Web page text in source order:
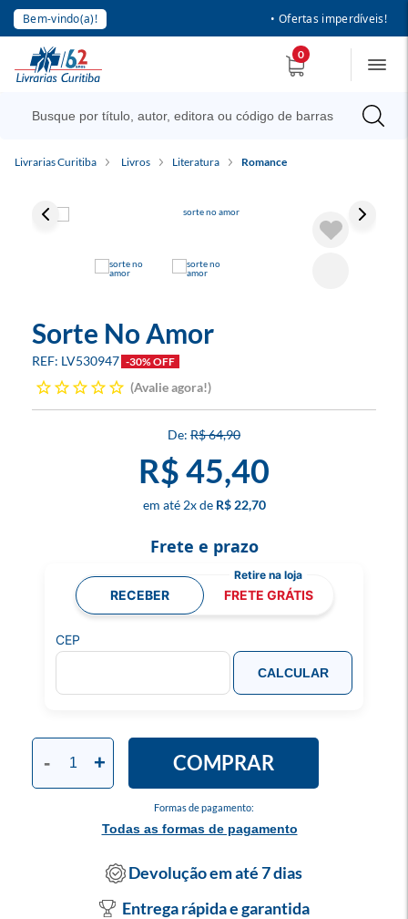
Bem-vindo(a)! • Ofertas imperdíveis!
0
Livrarias Curitiba Livros Literatura Romance
Sorte No Amor
LV530947 -30% OFF
Avalie agora!
R$ 64,90
R$ 45,40
2x R$ 22,70
Formas de pagamento:
Todas as formas de pagamento
- + COMPRAR
Frete e prazo
RECEBER FRETE GRÁTIS
CEP
CALCULAR
Devolução em até 7 dias
Entrega rápida e garantida